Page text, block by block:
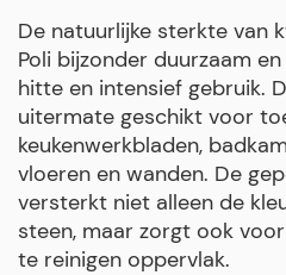
De natuurlijke sterkte van
Poli bijzonder duurzaam
hitte en intensief gebruik.
uitermate geschikt voor
keukenwerkbladen,
vloeren en wanden. De
versterkt niet alleen de
steen, maar zorgt ook
te reinigen oppervlak.